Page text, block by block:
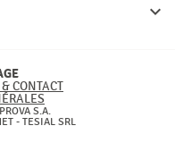

CONTACT
S.A.
- TESIAL SRL